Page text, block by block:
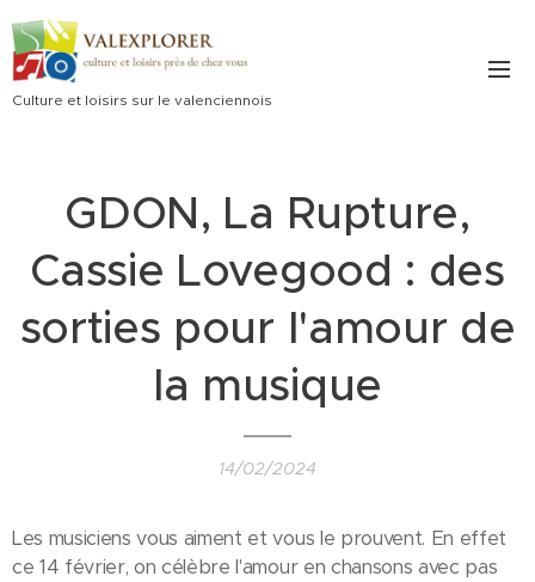
Culture et loisirs sur le valenciennois
GDON, La Rupture,
Cassie Lovegood : des
sorties pour l'amour de
la musique
14/02/2024
Les musiciens vous aiment et vous le prouvent. En effet
ce 14 février, on célèbre l'amour en chansons avec pas